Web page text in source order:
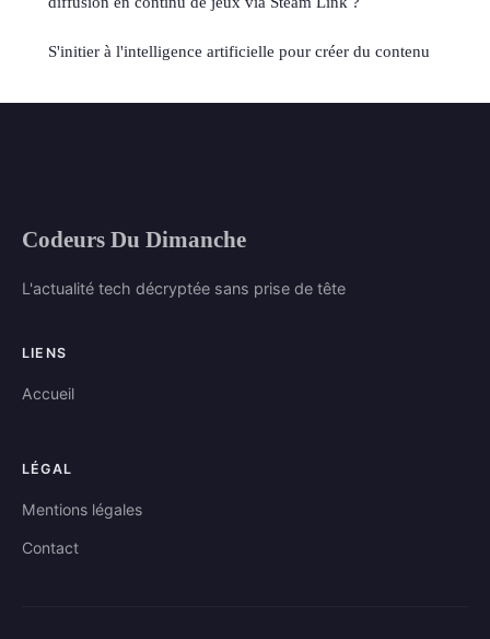
S'initier à l'intelligence artificielle pour créer du contenu
Codeurs Du Dimanche
L'actualité tech décryptée sans prise de tête
LIENS
Accueil
LÉGAL
Mentions légales
Contact